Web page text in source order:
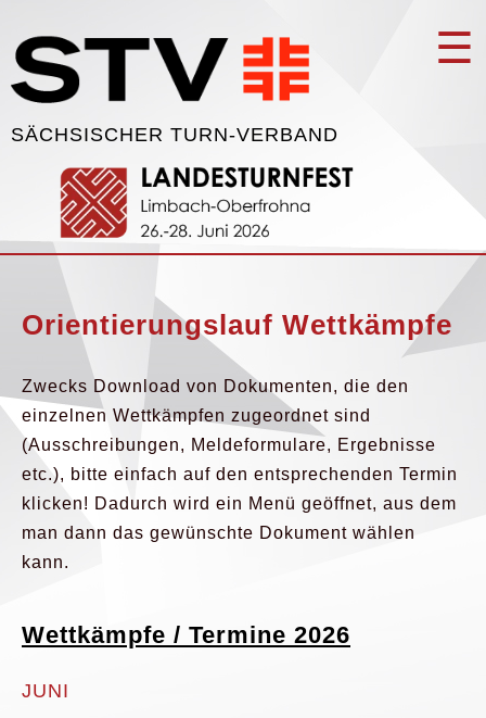
SÄCHSISCHER TURN-VERBAND
☰
Orientierungslauf Wettkämpfe
Zwecks Download von Dokumenten, die den
einzelnen Wettkämpfen zugeordnet sind
(Ausschreibungen, Meldeformulare, Ergebnisse
etc.), bitte einfach auf den entsprechenden Termin
klicken! Dadurch wird ein Menü geöffnet, aus dem
man dann das gewünschte Dokument wählen
kann.
Wettkämpfe / Termine 2026
JUNI